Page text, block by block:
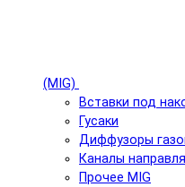
(MIG)
Вставки под
Гусаки
Диффузоры
Каналы
Прочее MIG